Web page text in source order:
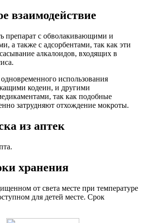
взаимодействие
препарат с обволакивающими и
а также с адсорбентами, так как эти
алкалоидов, входящих в
использования
кодеин, и другими
так как подобные
затрудняют отхождение мокроты.
из аптек
хранения
от света месте при температуре
для детей месте. Срок